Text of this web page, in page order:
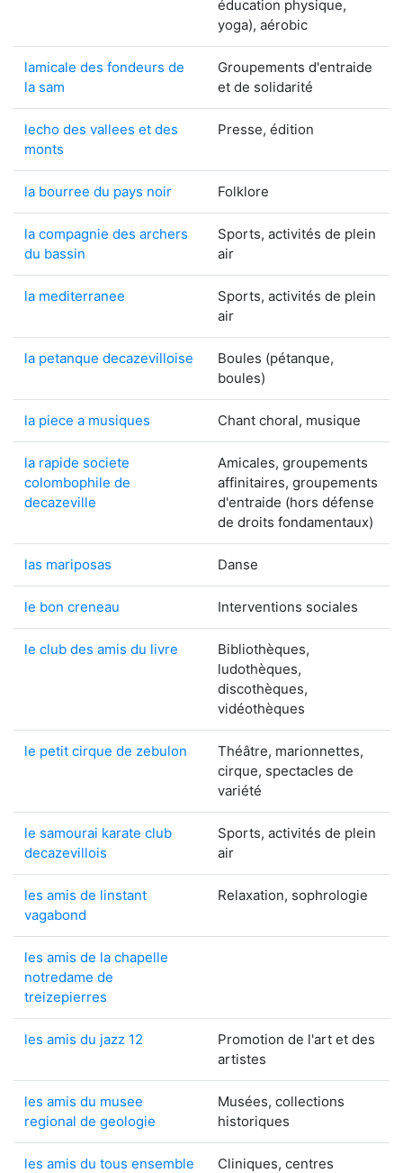
éducation physique,
yoga), aérobic
lamicale des fondeurs de
la sam
Groupements d'entraide
et de solidarité
lecho des vallees et des
monts
Presse, édition
la bourree du pays noir Folklore
la compagnie des archers
du bassin
Sports, activités de plein
air
la mediterranee
Sports, activités de plein
air
la petanque decazevilloise
Boules (pétanque,
boules)
la piece a musiques Chant choral, musique
la rapide societe
colombophile de
decazeville
Amicales, groupements
affinitaires, groupements
d'entraide (hors défense
de droits fondamentaux)
las mariposas Danse
le bon creneau Interventions sociales
le club des amis du livre
Bibliothèques,
ludothèques,
discothèques,
vidéothèques
le petit cirque de zebulon
Théâtre, marionnettes,
cirque, spectacles de
variété
le samourai karate club
decazevillois
Sports, activités de plein
air
les amis de linstant
vagabond
Relaxation, sophrologie
les amis de la chapelle
notredame de
treizepierres
les amis du jazz 12
Promotion de l'art et des
artistes
les amis du musee
regional de geologie
Musées, collections
historiques
les amis du tous ensemble
Cliniques, centres